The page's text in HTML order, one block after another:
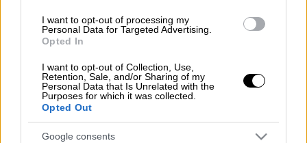
I want to opt-out of processing my
Personal Data for Targeted Advertising.
Opted In
I want to opt-out of Collection, Use,
Retention, Sale, and/or Sharing of my
Personal Data that Is Unrelated with the
Purposes for which it was collected.
Opted Out
Google consents
ΔΙΑΒΑΣΤΕ ΕΠΙΣΗΣ
Χιλιάδες στο Σύνταγμα για την
Παλαιστίνη - Τα ΜΑΤ έστησαν
φραγμό μέσα στο πλήθος, αλλά
τελικά οπισθοχώρησαν